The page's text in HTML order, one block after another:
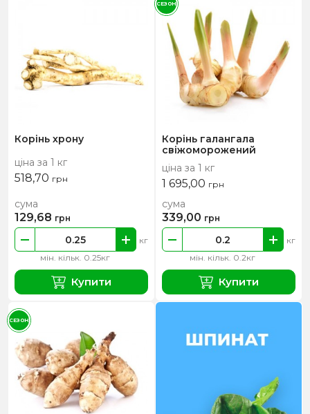
Корінь хрону
ціна за 1 кг
518,70 грн
мін. кільк. 0.25кг
кг
сума
129,68 грн
Купити
Корінь галангала
свіжоморожений
ціна за 1 кг
1 695,00 грн
мін. кільк. 0.2кг
кг
сума
339,00 грн
Купити
СЕЗОН
СЕЗОН